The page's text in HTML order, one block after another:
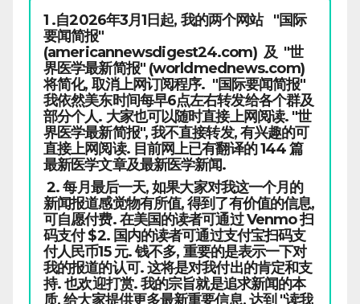
1 .自2026年3月1日起, 我的两个网站 "国际
要闻简报"
(americannewsdigest24.com) 及 "世
界医学最新简报" (worldmednews.com)
将简化, 取消上网订阅程序. "国际要闻简报"
我依然美东时间每早6点左右转发给各个群及
部分个人. 大家也可以随时直接上网阅读. "世
界医学最新简报", 我不直接转发, 有兴趣的可
直接上网阅读. 目前网上已有翻译的 144 篇
最新医学文章及最新医学新闻.
2. 每月最后一天, 如果大家对我这一个月的
新闻报道感觉物有所值, 得到了有价值的信息,
可自愿付费. 在美国的读者可通过 Venmo 扫
码支付 $2. 国内的读者可通过支付宝扫码支
付人民币15 元. 钱不多, 重要的是表示一下对
我的报道的认可. 这将是对我付出的肯定和支
持. 也欢迎打赏. 我的宗旨就是追求新闻的本
质, 给大家提供更多最新重要信息, 达到 "读我